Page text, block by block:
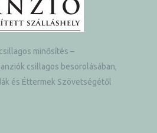
minősítés –
csillagos besorolásában,
és Éttermek Szövetségétől